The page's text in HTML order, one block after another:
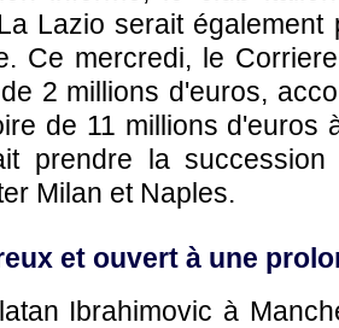
Lazio serait également
Ce mercredi, le
2 millions d'euros,
de 11 millions d'euros
prendre la succession
Milan et Naples.
et ouvert à une
Ibrahimovic à